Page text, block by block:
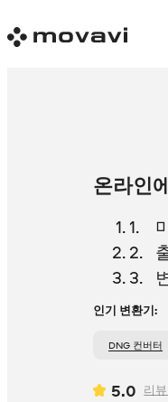
온라인
인기 변환기:
DNG 컨버터
5.0 리뷰